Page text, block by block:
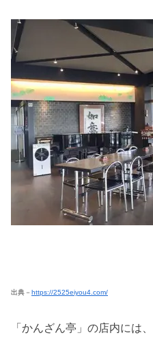
出典－ https://2525eiyou4.com/
「かんざん亭」の店内には